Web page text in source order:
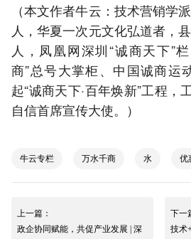
（本文作者牛云：技术营销学
人，华夏一次元文化弘道者，
人，凤凰网深圳“诚商天下”
商”总号大掌柜、中国诚商运
起“诚商天下·百年焕新”工程，
自信首席宣传大使。）
牛云专栏 万水千商 水 优
上一篇：
政企协同赋能，共促产业发展 | 深
下一
技术